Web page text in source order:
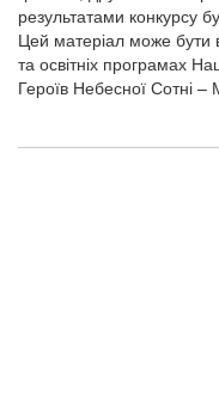
результатами конкурсу
Цей матеріал може бути
та освітніх програмах
Героїв Небесної Сотні –